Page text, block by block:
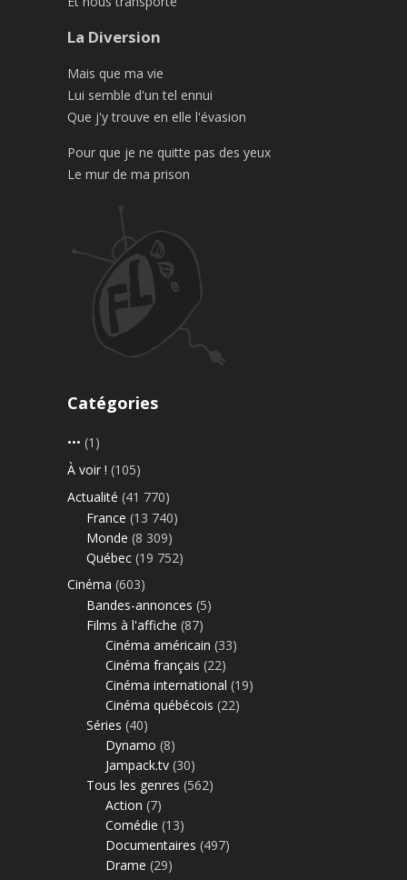
La Diversion
Mais que ma vie
Lui semble d'un tel ennui
Que j'y trouve en elle l'évasion
Pour que je ne quitte pas des yeux
Le mur de ma prison
Catégories
••• (1)
À voir ! (105)
Actualité (41 770)
France (13 740)
Monde (8 309)
Québec (19 752)
Cinéma (603)
Bandes-annonces (5)
Films à l'affiche (87)
Cinéma américain (33)
Cinéma français (22)
Cinéma international (19)
Cinéma québécois (22)
Séries (40)
Dynamo (8)
Jampack.tv (30)
Tous les genres (562)
Action (7)
Comédie (13)
Documentaires (497)
Drame (29)